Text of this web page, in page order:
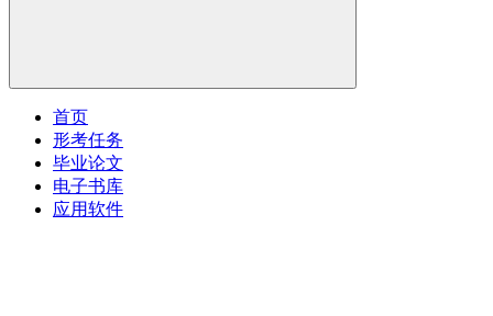
首页
形考任务
毕业论文
电子书库
应用软件